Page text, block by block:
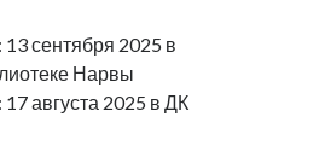
13 сентября 2025 в
Нарвы
августа 2025 в ДК